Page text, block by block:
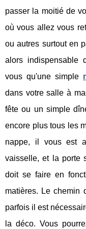
passer la moitié de
où vous allez vous
ou autres surtout en
alors indispensable
vous qu'une simple
dans votre salle à
fête ou un simple
encore plus tous les
nappe, il vous est
vaisselle, et la porte
doit se faire en
matières. Le chemin
parfois il est
la déco. Vous